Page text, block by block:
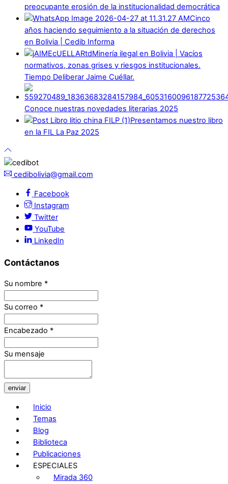
preocupante erosión de la institucionalidad democrática
Cinco
años haciendo seguimiento a la situación de derechos
en Bolivia | Cedib Informa
Minería ilegal en Bolivia | Vacíos
normativos, zonas grises y riesgos institucionales.
Tiempo Deliberar Jaime Cuéllar.
Conoce nuestras novedades literarias 2025
Presentamos nuestro libro
en la FIL La Paz 2025
cedibolivia@gmail.com
Facebook
Instagram
Twitter
YouTube
LinkedIn
Contáctanos
Su nombre *
Su correo *
Encabezado *
Su mensaje
enviar
Inicio
Temas
Blog
Biblioteca
Publicaciones
ESPECIALES
Mirada 360